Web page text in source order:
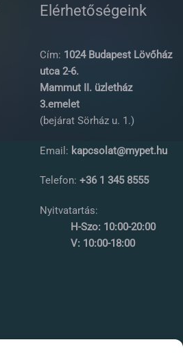
Elérhetőségeink
Cím: 1024 Budapest Lövőház
utca 2-6.
Mammut II. üzletház
3.emelet
(bejárat Sörház u. 1.)
Email: kapcsolat@mypet.hu
Telefon: +36 1 345 8555
Nyitvatartás:
H-Szo: 10:00-20:00
V: 10:00-18:00